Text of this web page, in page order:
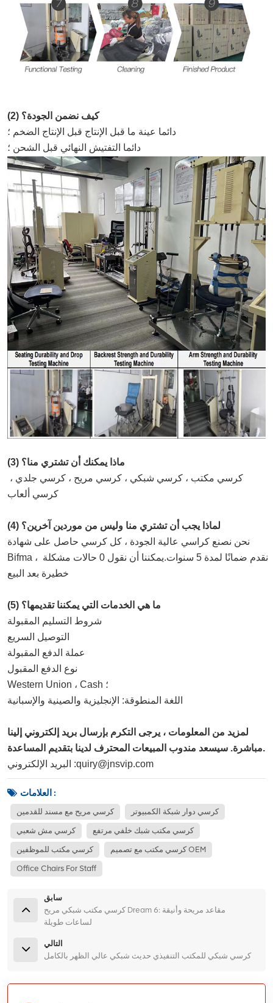
(2) كيف نضمن الجودة؟
دائما عينة ما قبل الإنتاج قبل الإنتاج الضخم ؛
دائما التفتيش النهائي قبل الشحن ؛
(3) ماذا يمكنك أن تشتري منا؟
كرسي ألعاب
(4) لماذا يجب أن تشتري منا وليس من موردين آخرين؟
نحن نصنع كراسي عالية الجودة ، كل كرسي حاصل على شهادة
Bifma ، نقدم ضمانًا لمدة 5 سنوات.يمكننا أن نقول 0 حالات مشكلة
(5) ما هي الخدمات التي يمكننا تقديمها؟
شروط التسليم المقبولة: FOB ، CFR ، CIF ، EXW ، CIP ،
نوع الدفع المقبول: T / T ، L / C ، D / P D / A ، MoneyGram ،
Western Union ، Cash ؛
اللغة المنطوقة: الإنجليزية والصينية والإسبانية
لمزيد من المعلومات ، يرجى التكرم بإرسال بريد إلكتروني إلينا
مباشرة. سيسعد مندوب المبيعات المحترف لدينا بتقديم المساعدة.
البريد الإلكتروني :quiry@jnsvip.com
العلامات :
كرسي مريح مع مسند للقدمين كرسي دوار شبكة الكمبيوتر
كرسي مش شعبي كرسي مكتب شبك خلفي مرتفع
كرسي مكتب للموظفين كرسي مكتب مع تصميم OEM
Office Chairs For Staff
سابق
كرسي مكتب شبكي مريح Dream 6: مقاعد مريحة وأنيقة
لساعات طويلة
التالي
كرسي شبكي للمكتب التنفيذي حديث شبكي عالي الظهر بالكامل